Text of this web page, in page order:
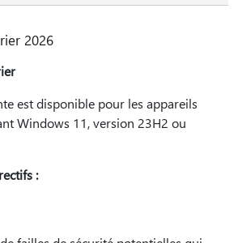
2026
est disponible pour les appareils
Windows 11, version 23H2 ou
: